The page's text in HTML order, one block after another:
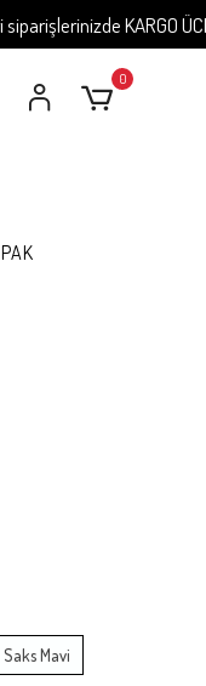
KARGO
0
Saks Mavi